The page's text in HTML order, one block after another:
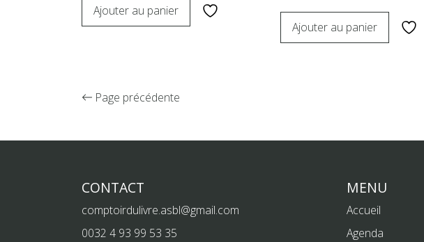
Ajouter au panier
Ajouter au panier
Page précédente
CONTACT
comptoirdulivre.asbl@gmail.com
0032 4 93 99 53 35
MENU
Accueil
Agenda